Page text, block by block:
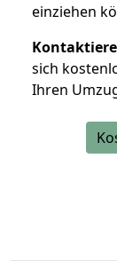
einziehen
sich
Ihren